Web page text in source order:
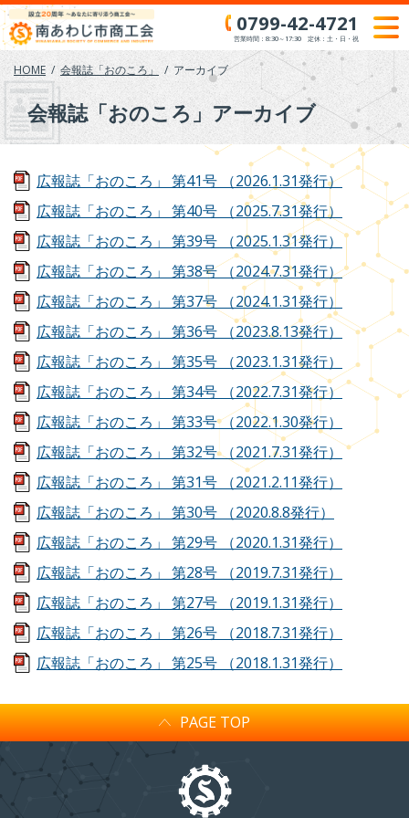
Skip
to
content
0799-42-4721
営業時間：8:30～17:30 定休：土・日・祝
HOME 会報誌「おのころ」 アーカイブ
会報誌「おのころ」アーカイブ
広報誌「おのころ」 第41号
（2026.1.31発行）
広報誌「おのころ」 第40号
（2025.7.31発行）
広報誌「おのころ」 第39号
（2025.1.31発行）
広報誌「おのころ」 第38号（2024.7.31発行）
広報誌「おのころ」 第37号
（2024.1.31発行）
広報誌「おのころ」 第36号
（2023.8.13発行）
広報誌「おのころ」 第35号
（2023.1.31発行）
広報誌「おのころ」 第34号
（2022.7.31発行）
広報誌「おのころ」 第33号（2022.1.30発行）
広報誌「おのころ」 第32号（2021.7.31発行）
広報誌「おのころ」 第31号
（2021.2.11発行）
広報誌「おのころ」 第30号
（2020.8.8発行）
広報誌「おのころ」 第29号
（2020.1.31発行）
広報誌「おのころ」 第28号
（2019.7.31発行）
広報誌「おのころ」 第27号
（2019.1.31発行）
広報誌「おのころ」 第26号
（2018.7.31発行）
広報誌「おのころ」 第25号 （2018.1.31発行）
PAGE TOP